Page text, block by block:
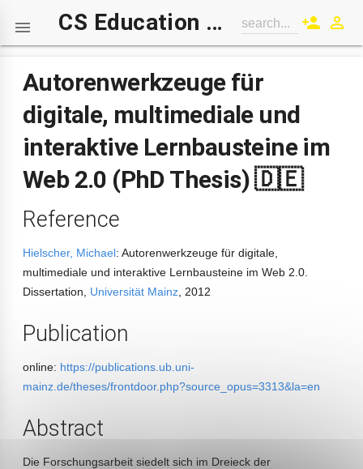
 CS Education Wiki search... person_add perm_identity
Autorenwerkzeuge für
digitale, multimediale und
interaktive Lernbausteine im
Web 2.0 (PhD Thesis) 🇩🇪
Reference
Hielscher, Michael: Autorenwerkzeuge für digitale,
multimediale und interaktive Lernbausteine im Web 2.0.
Dissertation, Universität Mainz , 2012
Publication
online: https://publications.ub.uni-
mainz.de/theses/frontdoor.php?source_opus=3313&la=en
Abstract
Die Forschungsarbeit siedelt sich im Dreieck der